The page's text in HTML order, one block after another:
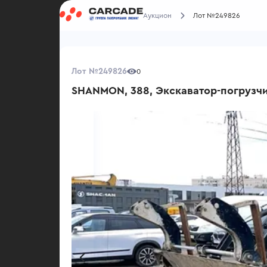
Аукцион Лот №249826
Лот №249826 0
SHANMON, 388, Экскаватор-